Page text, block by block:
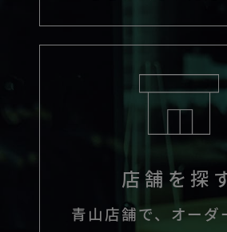
店舗を探
青山店舗で、オーダ